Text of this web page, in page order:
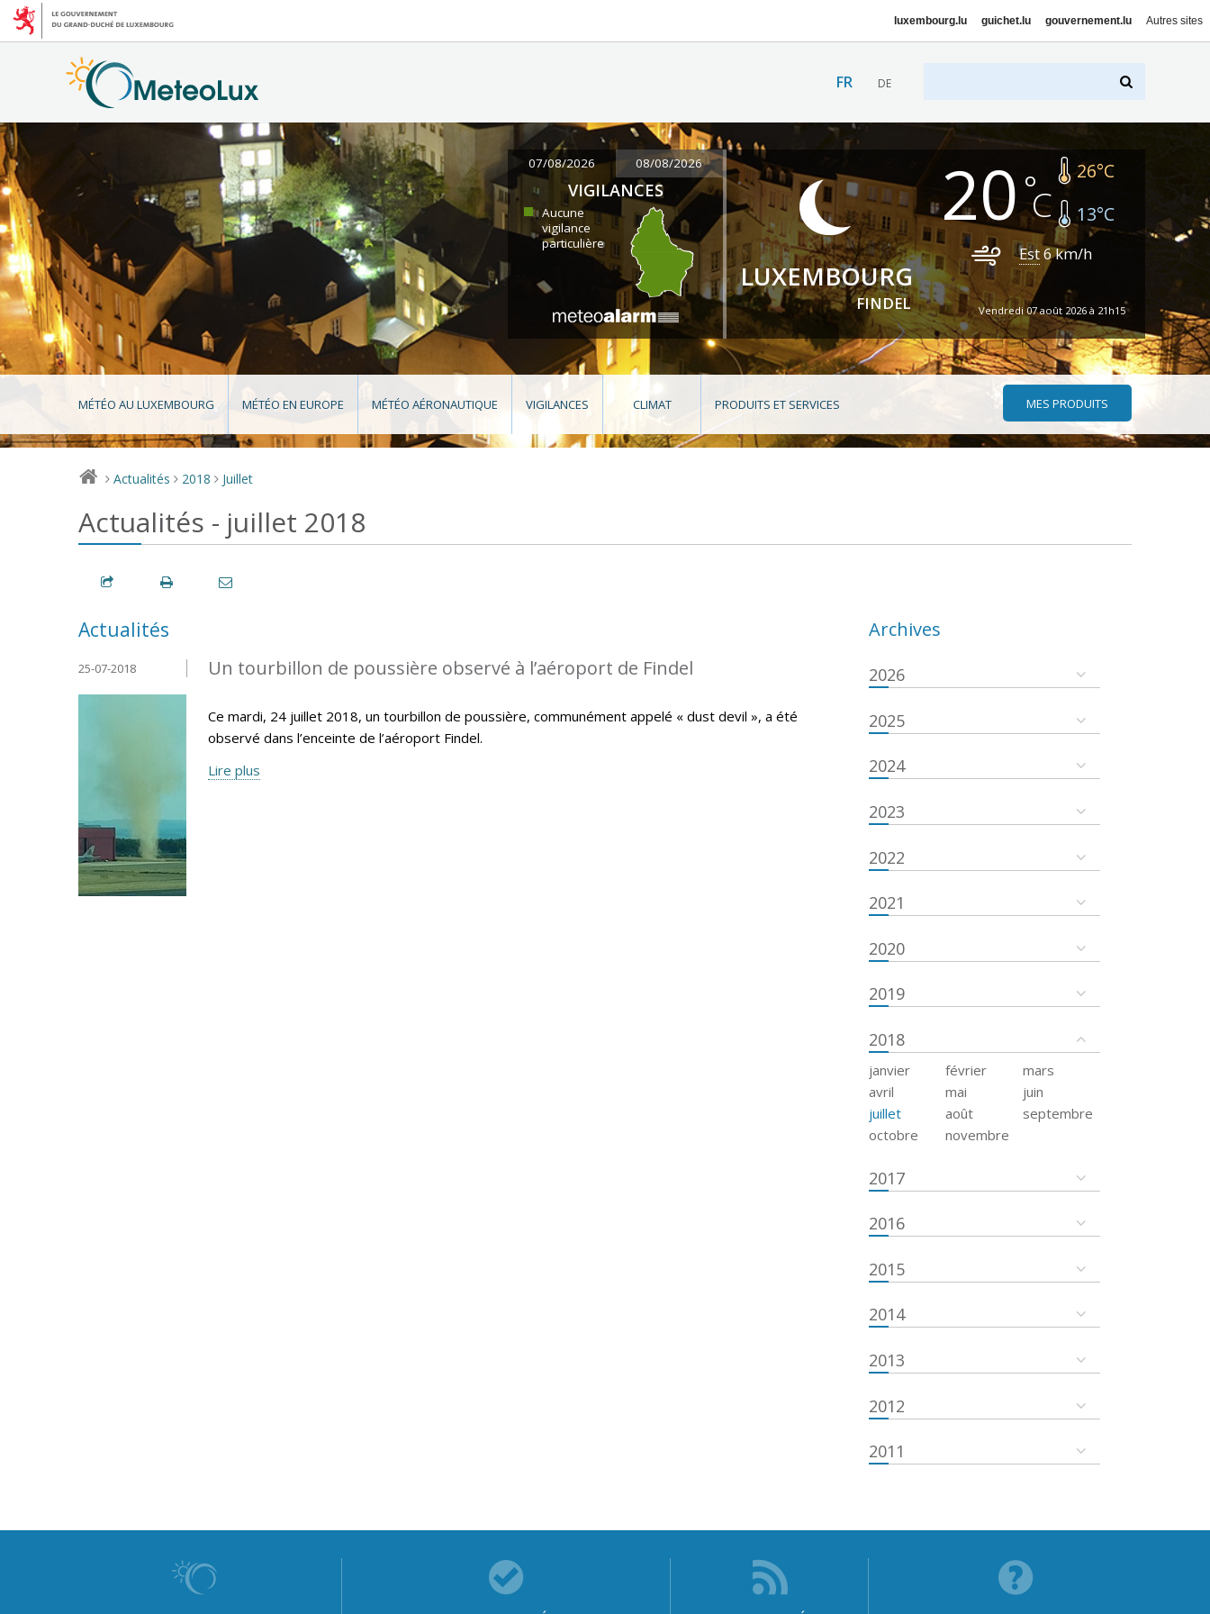
luxembourg.lu guichet.lu gouvernement.lu Autres sites
FR DE
07/08/2026 08/08/2026
VIGILANCES
Aucune
vigilance
particulière
LUXEMBOURG
FINDEL
20 26°C
13°C
Est6km/h
Vendredi 07 août 2026 à 21h15
MÉTÉO AU LUXEMBOURG MÉTÉO EN EUROPE MÉTÉO AÉRONAUTIQUE VIGILANCES CLIMAT PRODUITS ET SERVICES MES PRODUITS
> Actualités > 2018 > Juillet
Actualités - juillet 2018
Actualités
Un tourbillon de poussière observé à l’aéroport de Findel
25-07-2018
Ce mardi, 24 juillet 2018, un tourbillon de poussière, communément appelé « dust devil », a été
observé dans l’enceinte de l’aéroport Findel.
Lire plus
Archives
2026
2025
2024
2023
2022
2021
2020
2019
2018
janvier février
mars
avril
mai
juin
juillet
août
septembre
octobre
novembre
2017
2016
2015
2014
2013
2012
2011